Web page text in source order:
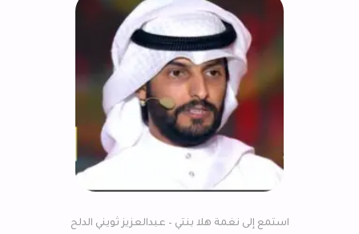
استمع إلى نغمة هلا بنتي – عبدالعزيز ثويني الدلح